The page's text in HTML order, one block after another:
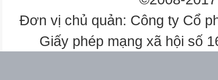
Đơn vị chủ quản: Công ty Cổ
Giấy phép mạng xã hội số